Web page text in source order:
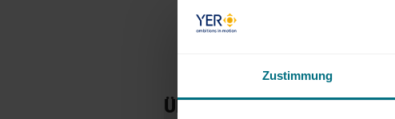
Zustimmung
ÜBER YER DEUTSCHLAND